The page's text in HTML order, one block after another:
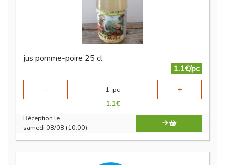
jus pomme-poire 25 cl
1.1€/pc
-
1 pc +
1.1€
Réception le
samedi 08/08 (10:00)